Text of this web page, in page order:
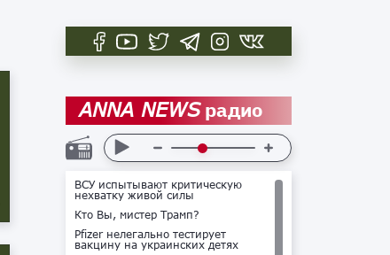
ANNA NEWSрадио
ВСУ испытывают критическую
нехватку живой силы
Кто Вы, мистер Трамп?
Pfizer нелегально тестирует
вакцину на украинских детях